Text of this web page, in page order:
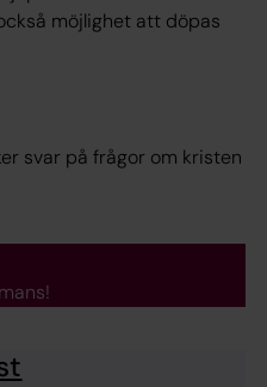
möjlighet att döpas
svar på frågor om kristen